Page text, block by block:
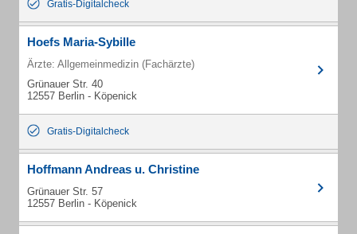
Gratis-Digitalcheck
Hoefs Maria-Sybille
Ärzte: Allgemeinmedizin (Fachärzte)
Grünauer Str. 40
12557 Berlin - Köpenick
Gratis-Digitalcheck
Hoffmann Andreas u. Christine
Grünauer Str. 57
12557 Berlin - Köpenick